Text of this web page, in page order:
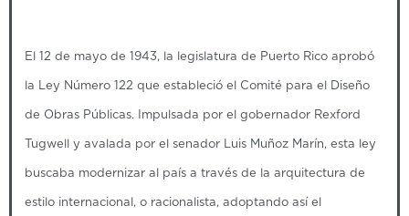
El 12 de mayo de 1943, la legislatura de Puerto Rico aprobó
la Ley Número 122 que estableció el Comité para el Diseño
de Obras Públicas. Impulsada por el gobernador Rexford
Tugwell y avalada por el senador Luis Muñoz Marín, esta ley
buscaba modernizar al país a través de la arquitectura de
estilo internacional, o racionalista, adoptando así el